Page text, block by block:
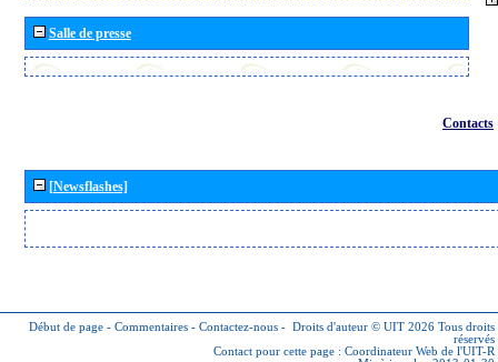
Salle de presse
Contacts
[Newsflashes]
Début de page - Commentaires - Contactez-nous - Droits d'auteur © UIT 2026 Tous droits
réservés
Contact pour cette page : Coordinateur Web de l'UIT-R